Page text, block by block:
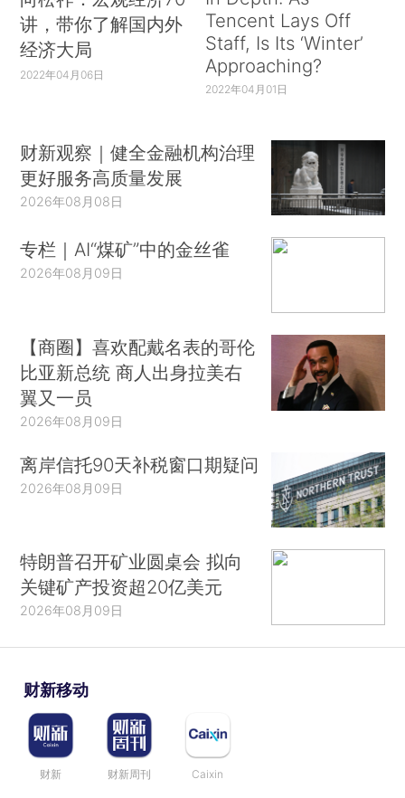
讲，带你了解国内外
经济大局
2022年04月06日
Tencent Lays Off
Staff, Is Its ‘Winter’
Approaching?
2022年04月01日
财新观察｜健全金融机构治理
更好服务高质量发展
2026年08月08日
专栏｜AI“煤矿”中的金丝雀
2026年08月09日
【商圈】喜欢配戴名表的哥伦
比亚新总统 商人出身拉美右
翼又一员
2026年08月09日
离岸信托90天补税窗口期疑问
2026年08月09日
特朗普召开矿业圆桌会 拟向
关键矿产投资超20亿美元
2026年08月09日
财新移动
财新 财新周刊 Caixin